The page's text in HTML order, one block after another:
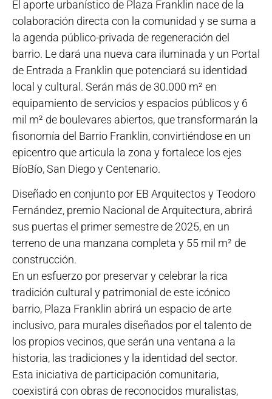
El aporte urbanístico de Plaza Franklin nace de la
colaboración directa con la comunidad y se suma a
la agenda público-privada de regeneración del
barrio. Le dará una nueva cara iluminada y un Portal
de Entrada a Franklin que potenciará su identidad
local y cultural. Serán más de 30.000 m² en
equipamiento de servicios y espacios públicos y 6
mil m² de boulevares abiertos, que transformarán la
fisonomía del Barrio Franklin, convirtiéndose en un
epicentro que articula la zona y fortalece los ejes
BíoBío, San Diego y Centenario.
Diseñado en conjunto por EB Arquitectos y Teodoro
Fernández, premio Nacional de Arquitectura, abrirá
sus puertas el primer semestre de 2025, en un
terreno de una manzana completa y 55 mil m² de
construcción.
En un esfuerzo por preservar y celebrar la rica
tradición cultural y patrimonial de este icónico
barrio, Plaza Franklin abrirá un espacio de arte
inclusivo, para murales diseñados por el talento de
los propios vecinos, que serán una ventana a la
historia, las tradiciones y la identidad del sector.
Esta iniciativa de participación comunitaria,
coexistirá con obras de reconocidos muralistas,